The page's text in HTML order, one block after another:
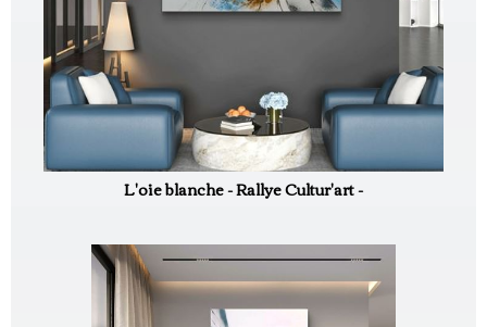
L'oie blanche - Rallye Cultur'art -